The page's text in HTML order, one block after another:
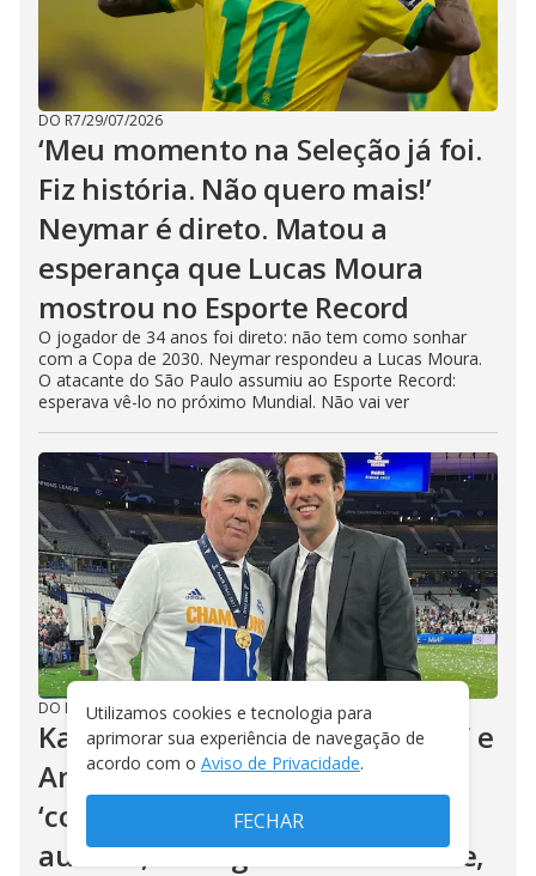
DO R7/29/07/2026
‘Meu momento na Seleção já foi.
Fiz história. Não quero mais!’
Neymar é direto. Matou a
esperança que Lucas Moura
mostrou no Esporte Record
O jogador de 34 anos foi direto: não tem como sonhar
com a Copa de 2030. Neymar respondeu a Lucas Moura.
O atacante do São Paulo assumiu ao Esporte Record:
esperava vê-lo no próximo Mundial. Não vai ver
DO R7 28/07/2026
Kaká? Leonardo? Cúpula da CBF e
Ancelotti avaliam um brasileiro
‘com grande relevância’ ser
auxiliar, na vaga do filho Davide,
Utilizamos cookies e tecnologia para
aprimorar sua experiência de navegação de
acordo com o Aviso de Privacidade.
FECHAR